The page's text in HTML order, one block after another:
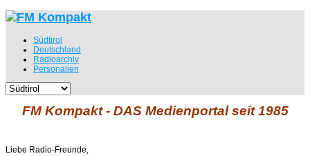
Südtirol
Deutschland
Radioarchiv
Personalien
FM Kompakt - DAS Medienportal seit 1985
Liebe Radio-Freunde,